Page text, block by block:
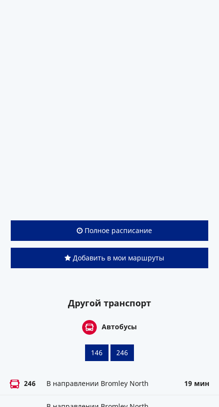
Полное расписание
Добавить в мои маршруты
Другой транспорт
Автобусы
146 246
246 В направлении Bromley North 19 мин